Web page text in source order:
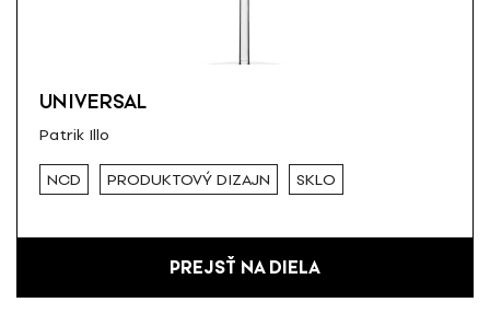
UNIVERSAL
Patrik Illo
NCD PRODUKTOVÝ DIZAJN SKLO
PREJSŤ NA DIELA